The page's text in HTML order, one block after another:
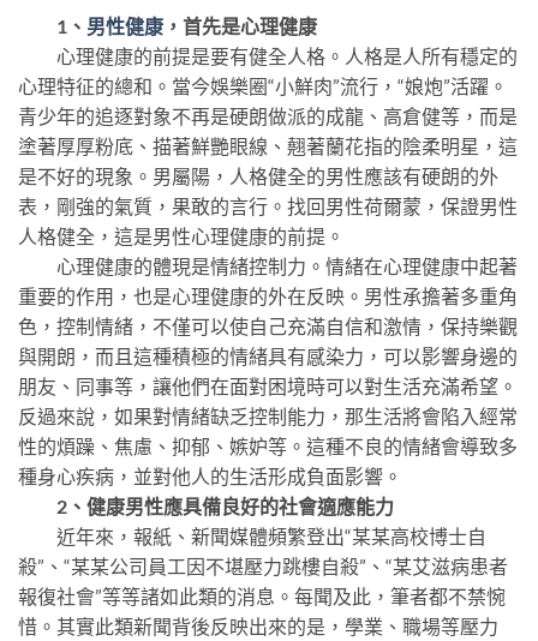
1、 男性健康 ，首先是心理健康
心理健康的前提是要有健全人格。人格是人所有穩定的
心理特征的總和。當今娛樂圈“小鮮肉”流行，“娘炮”活躍。
青少年的追逐對象不再是硬朗做派的成龍、高倉健等，而是
塗著厚厚粉底、描著鮮艷眼線、翹著蘭花指的陰柔明星，這
是不好的現象。男屬陽，人格健全的男性應該有硬朗的外
表，剛強的氣質，果敢的言行。找回男性荷爾蒙，保證男性
人格健全，這是男性心理健康的前提。
心理健康的體現是情緒控制力。情緒在心理健康中起著
重要的作用，也是心理健康的外在反映。男性承擔著多重角
色，控制情緒，不僅可以使自己充滿自信和激情，保持樂觀
與開朗，而且這種積極的情緒具有感染力，可以影響身邊的
朋友、同事等，讓他們在面對困境時可以對生活充滿希望。
反過來說，如果對情緒缺乏控制能力，那生活將會陷入經常
性的煩躁、焦慮、抑郁、嫉妒等。這種不良的情緒會導致多
種身心疾病，並對他人的生活形成負面影響。
2、健康男性應具備良好的社會適應能力
近年來，報紙、新聞媒體頻繁登出“某某高校博士自
殺”、“某某公司員工因不堪壓力跳樓自殺”、“某艾滋病患者
報復社會”等等諸如此類的消息。每聞及此，筆者都不禁惋
惜。其實此類新聞背後反映出來的是，學業、職場等壓力